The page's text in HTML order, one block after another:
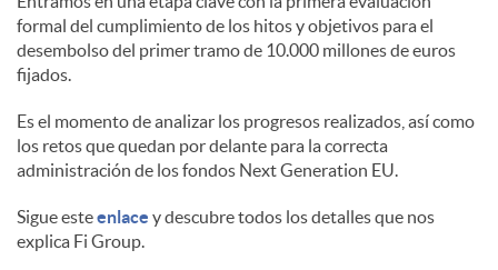
s
formal del cumplimiento de los hitos y objetivos para el
desembolso del primer tramo de 10.000 millones de euros
fijados.
Es el momento de analizar los progresos realizados, así como
los retos que quedan por delante para la correcta
administración de los fondos Next Generation EU.
Sigue esteenlace y descubre todos los detalles que nos
explica Fi Group.